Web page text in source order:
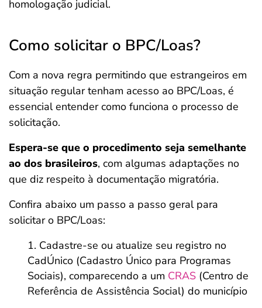
homologação judicial.
Como solicitar o BPC/Loas?
Com a nova regra permitindo que estrangeiros em
situação regular tenham acesso ao BPC/Loas, é
essencial entender como funciona o processo de
solicitação.
Espera-se que o procedimento seja semelhante
ao dos brasileiros, com algumas adaptações no
que diz respeito à documentação migratória.
Confira abaixo um passo a passo geral para
solicitar o BPC/Loas:
Cadastre-se ou atualize seu registro no
CadÚnico (Cadastro Único para Programas
Sociais), comparecendo a um CRAS (Centro de
Referência de Assistência Social) do município